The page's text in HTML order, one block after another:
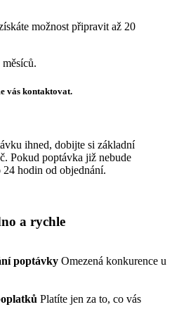
možnost připravit až 20
vás kontaktovat.
ihned, dobijte si základní
Pokud poptávka již nebude
hodin od objednání.
a rychle
poptávky Omezená konkurence u
Platíte jen za to, co vás